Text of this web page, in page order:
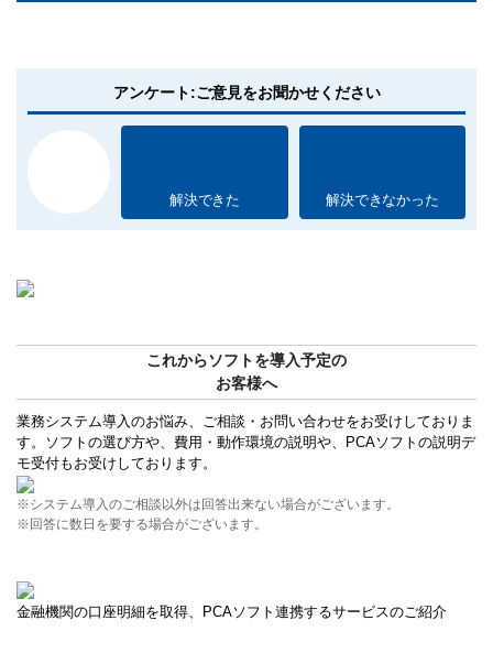
アンケート:ご意見をお聞かせください
解決できた 解決できなかった
これからソフトを導入予定の
お客様へ
業務システム導入のお悩み、ご相談・お問い合わせをお受けしておりま
す。ソフトの選び方や、費用・動作環境の説明や、PCAソフトの説明デ
モ受付もお受けしております。
※システム導入のご相談以外は回答出来ない場合がございます。
※回答に数日を要する場合がございます。
金融機関の口座明細を取得、PCAソフト連携するサービスのご紹介